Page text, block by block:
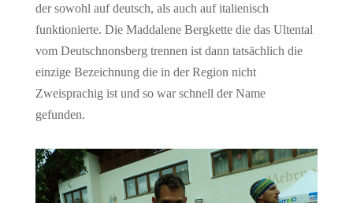
der sowohl auf deutsch, als auch auf italienisch
funktionierte. Die Maddalene Bergkette die das Ultental
vom Deutschnonsberg trennen ist dann tatsächlich die
einzige Bezeichnung die in der Region nicht
Zweisprachig ist und so war schnell der Name
gefunden.